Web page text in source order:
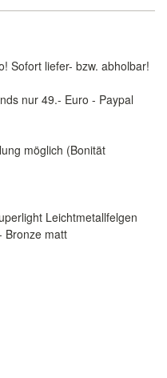
Sofort liefer- bzw. abholbar!
nur 49.- Euro - Paypal
möglich (Bonität
Leichtmetallfelgen
Bronze matt